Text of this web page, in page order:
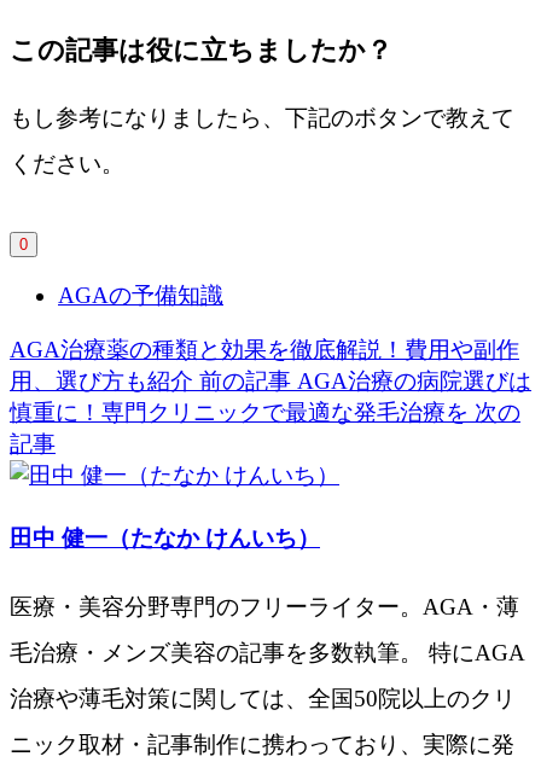
この記事は役に立ちましたか？
もし参考になりましたら、下記のボタンで教えて
ください。
0
AGAの予備知識
AGA治療薬の種類と効果を徹底解説！費用や副作
用、選び方も紹介 前の記事 AGA治療の病院選びは
慎重に！専門クリニックで最適な発毛治療を 次の
記事
田中 健一（たなか けんいち）
医療・美容分野専門のフリーライター。AGA・薄
毛治療・メンズ美容の記事を多数執筆。 特にAGA
治療や薄毛対策に関しては、全国50院以上のクリ
ニック取材・記事制作に携わっており、実際に発